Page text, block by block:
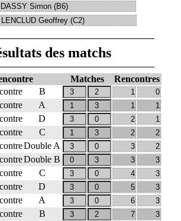
des matchs
Matches
Rencontres
contre
B
contre
A
contre
D
contre
C
contreDouble A
contreDouble B
contre
C
contre
D
contre
A
contre B